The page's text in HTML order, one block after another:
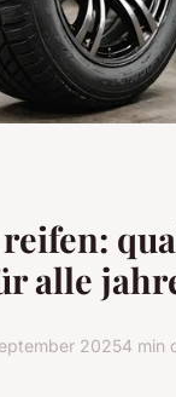
alle
20254 min